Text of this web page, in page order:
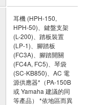
耳機 (HPH-150,
HPH-50)、鍵盤支架
(L-200)、踏板裝置
(LP-1)、腳踏板
(FC3A)、腳踏開關
(FC4A, FC5)、琴袋
(SC-KB850)、AC 電
源供應器*（PA-150B
或 Yamaha 建議的同
等產品） *依地區而異